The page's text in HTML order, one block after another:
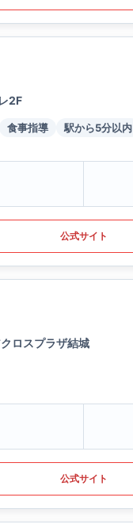
2F
食事指導 駅から5分以内
公式サイト
ロスプラザ結城
公式サイト